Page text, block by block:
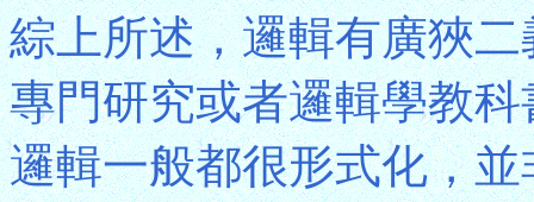
綜上所述，邏輯有廣狹
專門研究或者邏輯學教
邏輯一般都很形式化，